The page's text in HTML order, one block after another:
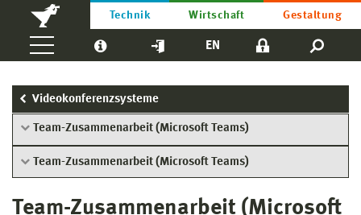
Technik Wirtschaft Gestaltung
EN
Videokonferenzsysteme
Team-Zusammenarbeit (Microsoft Teams)
Team-Zusammenarbeit (Microsoft Teams)
Team-Zusammenarbeit (Microsoft